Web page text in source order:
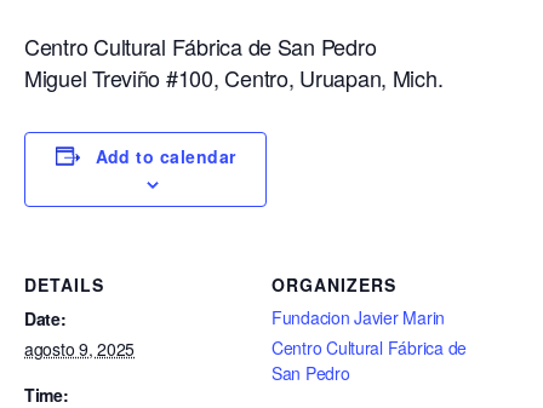
Centro Cultural Fábrica de San Pedro
Miguel Treviño #100, Centro, Uruapan, Mich.
Add to calendar
DETAILS
Date:
agosto 9, 2025
Time:
ORGANIZERS
Fundacion Javier Marin
Centro Cultural Fábrica de
San Pedro